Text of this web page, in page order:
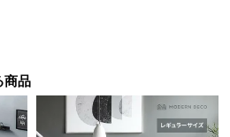
商品